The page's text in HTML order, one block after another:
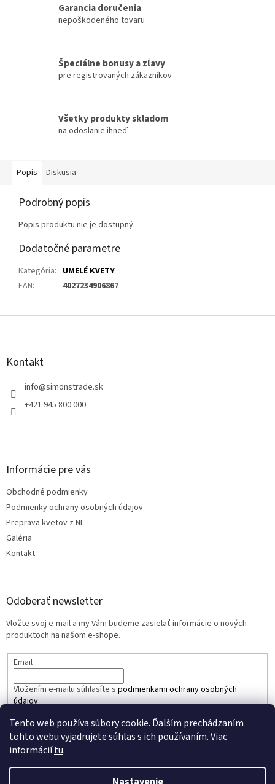
Tento web používa súbory cookie. Ďalším prechádzaním
tohto webu vyjadrujete súhlas s ich používaním. Viac
informáciítu.
Garancia doručenia
nepoškodeného tovaru
Špeciálne bonusy a zľavy
pre registrovaných zákazníkov
Všetky produkty skladom
na odoslanie ihneď
Popis Diskusia
Podrobný popis
Popis produktu nie je dostupný
Dodatočné parametre
Kategória: UMELÉ KVETY
EAN: 4027234906867
Z
Kontakt
info@simonstrade.sk
+421 945 800 000
Informácie pre vás
Obchodné podmienky
Podmienky ochrany osobných údajov
Preprava kvetov z NL
Galéria
Kontakt
Odoberať newsletter
Vložte svoj e-mail a my Vám budeme zasielať informácie o nových
produktoch na našom e-shope.
Email
Vložením e-mailu súhlasíte s podmienkami ochrany osobných
údajov
PRIHLÁSIŤ SA